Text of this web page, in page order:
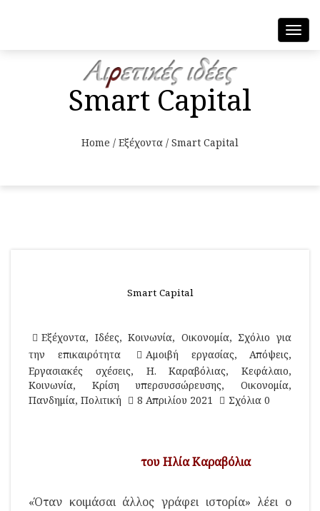
Smart Capital
Home / Εξέχοντα / Smart Capital
Smart Capital
Εξέχοντα, Ιδέες,Κοινωνία, Οικονομία, Σχόλιο για
την επικαιρότητα
Αμοιβή εργασίας, Απόψεις,
Εργασιακές σχέσεις, Η. Καραβόλιας, Κεφάλαιο,
Κοινωνία, Κρίση υπερσυσσώρευσης,Οικονομία,
Πανδημία, Πολιτική 8 Απριλίου 2021 Σχόλια 0
του Ηλία Καραβόλια
«Όταν κοιμάσαι άλλος γράφει ιστορία» λέει ο